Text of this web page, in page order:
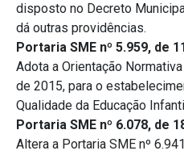
disposto no Decreto
dá outras providências.
Portaria SME nº 5.959, de
Adota a Orientação
de 2015, para o
Qualidade da Educação
Portaria SME nº 6.078, de
Altera a Portaria SME nº